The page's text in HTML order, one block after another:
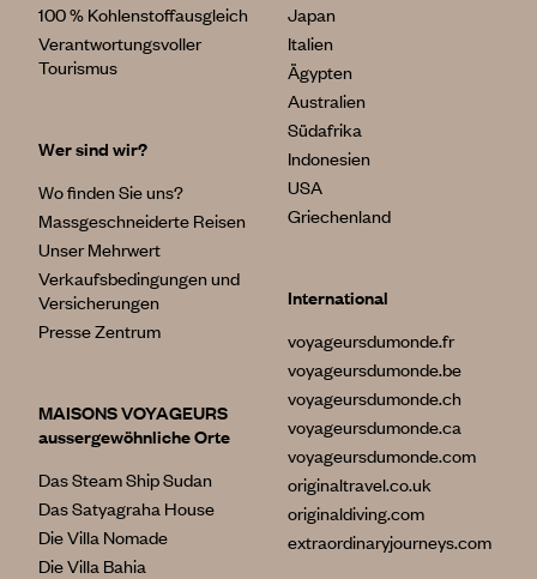
100 % Kohlenstoffausgleich
Verantwortungsvoller
Tourismus
Wer sind wir?
Wo finden Sie uns?
Massgeschneiderte Reisen
Unser Mehrwert
Verkaufsbedingungen und
Versicherungen
Presse Zentrum
MAISONS VOYAGEURS
aussergewöhnliche Orte
Das Steam Ship Sudan
Das Satyagraha House
Die Villa Nomade
Die Villa Bahia
Japan
Italien
Ägypten
Australien
Südafrika
Indonesien
USA
Griechenland
International
voyageursdumonde.fr
voyageursdumonde.be
voyageursdumonde.ch
voyageursdumonde.ca
voyageursdumonde.com
originaltravel.co.uk
originaldiving.com
extraordinaryjourneys.com